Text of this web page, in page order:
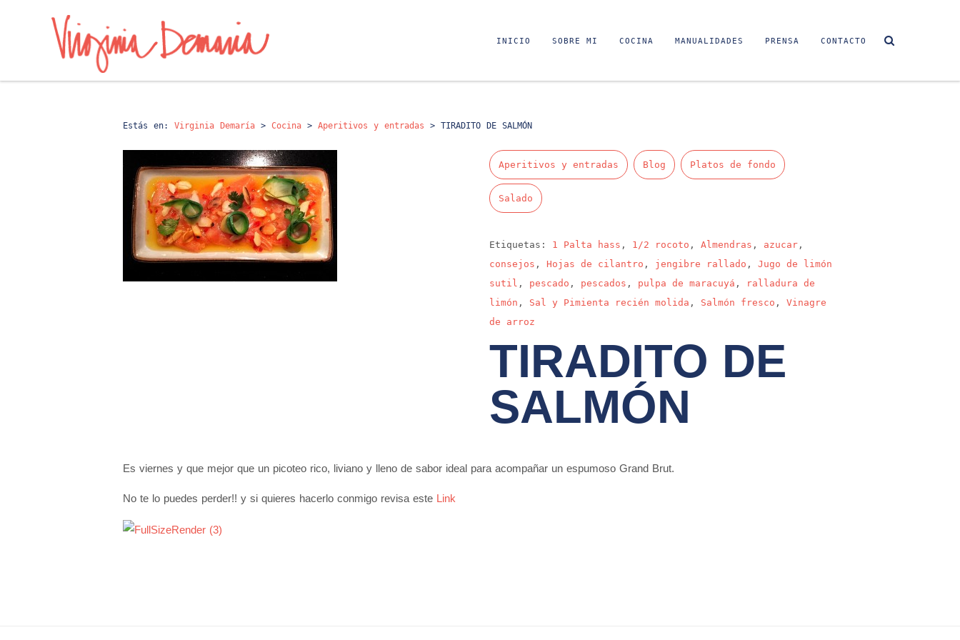
INICIO SOBRE MI COCINA MANUALIDADES PRENSA CONTACTO
Estás en: Virginia Demaría > Cocina > Aperitivos y entradas > TIRADITO DE SALMÓN
Aperitivos y entradas Blog Platos de fondo
Salado
Etiquetas: 1 Palta hass , 1/2 rocoto , Almendras , azucar,
consejos , Hojas de cilantro , jengibre rallado , Jugo de limón
sutil , pescado , pescados , pulpa de maracuyá ,
ralladura de
limón , Sal y Pimienta recién molida , Salmón fresco , Vinagre
de arroz
TIRADITO DE
SALMÓN
Es viernes y que mejor que un picoteo rico, liviano y lleno de sabor ideal para acompañar un espumoso Grand Brut.
No te lo puedes perder!! y si quieres hacerlo conmigo revisa este Link